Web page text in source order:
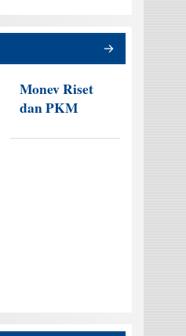
Monev Riset
dan PKM